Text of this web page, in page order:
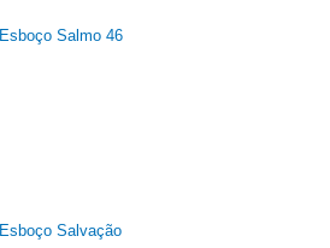
Esboço Salmo 46
Esboço Salvação